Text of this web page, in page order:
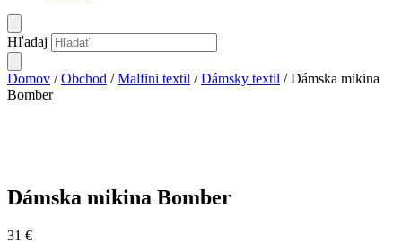
Hľadaj
Domov /Obchod /Malfini textil /Dámsky textil / Dámska mikina
Bomber
Dámska mikina Bomber
31 €